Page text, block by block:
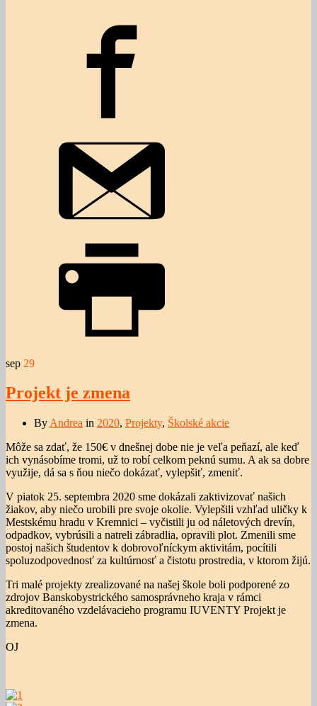
sep 29
Projekt je zmena
By Andrea in 2020, Projekty, Školské akcie
Môže sa zdať, že 150€ v dnešnej dobe nie je veľa peňazí, ale keď
ich vynásobíme tromi, už to robí celkom peknú sumu. A ak sa dobre
využije, dá sa s ňou niečo dokázať, vylepšiť, zmeniť.
V piatok 25. septembra 2020 sme dokázali zaktivizovať našich
žiakov, aby niečo urobili pre svoje okolie. Vylepšili vzhľad uličky k
Mestskému hradu v Kremnici – vyčistili ju od náletových drevín,
odpadkov, vybrúsili a natreli zábradlia, opravili plot. Zmenili sme
postoj našich študentov k dobrovoľníckym aktivitám, pocítili
spoluzodpovednosť za kultúrnosť a čistotu prostredia, v ktorom žijú.
Tri malé projekty zrealizované na našej škole boli podporené zo
zdrojov Banskobystrického samosprávneho kraja v rámci
akreditovaného vzdelávacieho programu IUVENTY Projekt je
zmena.
OJ